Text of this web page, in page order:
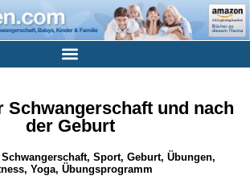
Schwangerschaft und nach
der Geburt
Sport, Geburt, Übungen,
Yoga, Übungsprogramm